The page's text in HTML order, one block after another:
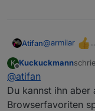
Atifan@armilar
oben bei der
Dann muss
Link suchen :)
Also z.B. so:
https://
Fonts/blob/
K
Offline
Kuckuckmann
@atifan
Du kannst ihn aber
Browserfavoriten